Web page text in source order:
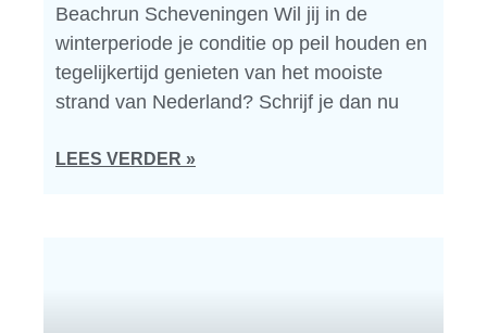
Beachrun Scheveningen Wil jij in de
winterperiode je conditie op peil houden en
tegelijkertijd genieten van het mooiste
strand van Nederland? Schrijf je dan nu
LEES VERDER »